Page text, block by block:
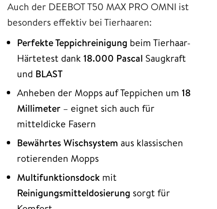
Auch der DEEBOT T50 MAX PRO OMNI ist
besonders effektiv bei Tierhaaren:
Perfekte Teppichreinigung beim Tierhaar-
Härtetest dank 18.000 Pascal Saugkraft
und BLAST
Anheben der Mopps auf Teppichen um 18
Millimeter – eignet sich auch für
mitteldicke Fasern
Bewährtes Wischsystem aus klassischen
rotierenden Mopps
Multifunktionsdock mit
Reinigungsmitteldosierung sorgt für